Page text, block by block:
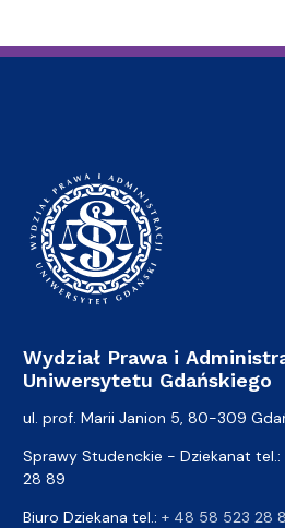
Wydział Prawa i
Uniwersytetu Gdańskiego
ul. prof. Marii Janion 5, 80-309
Sprawy Studenckie - Dziekanat tel.:
28 89
Biuro Dziekana tel.: + 48 58 523 28